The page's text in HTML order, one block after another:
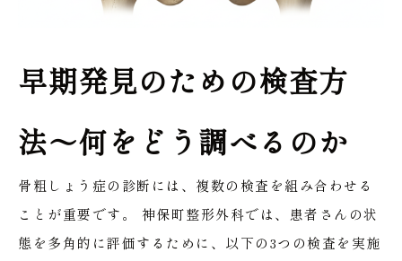
早期発見のための検査方
法〜何をどう調べるのか
骨粗しょう症の診断には、複数の検査を組み合わせる
ことが重要です。
神保町整形外科では、患者さんの状
態を多角的に評価するために、以下の3つの検査を実施